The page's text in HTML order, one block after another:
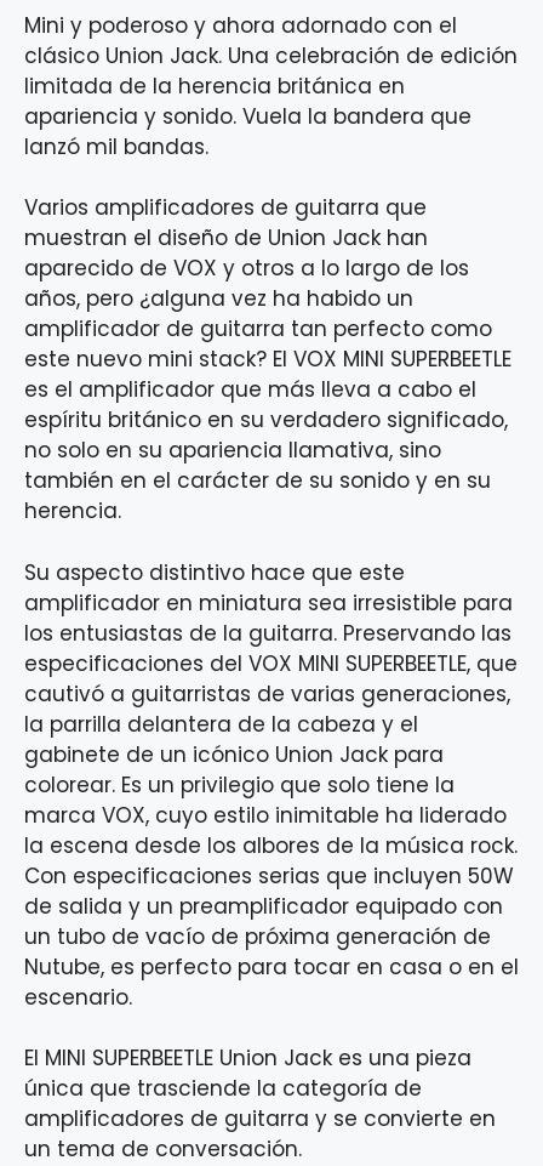
Mini y poderoso y ahora adornado con el
clásico Union Jack. Una celebración de edición
limitada de la herencia británica en
apariencia y sonido. Vuela la bandera que
lanzó mil bandas.
Varios amplificadores de guitarra que
muestran el diseño de Union Jack han
aparecido de VOX y otros a lo largo de los
años, pero ¿alguna vez ha habido un
amplificador de guitarra tan perfecto como
este nuevo mini stack? El VOX MINI SUPERBEETLE
es el amplificador que más lleva a cabo el
espíritu británico en su verdadero significado,
no solo en su apariencia llamativa, sino
también en el carácter de su sonido y en su
herencia.
Su aspecto distintivo hace que este
amplificador en miniatura sea irresistible para
los entusiastas de la guitarra. Preservando las
especificaciones del VOX MINI SUPERBEETLE, que
cautivó a guitarristas de varias generaciones,
la parrilla delantera de la cabeza y el
gabinete de un icónico Union Jack para
colorear. Es un privilegio que solo tiene la
marca VOX, cuyo estilo inimitable ha liderado
la escena desde los albores de la música rock.
Con especificaciones serias que incluyen 50W
de salida y un preamplificador equipado con
un tubo de vacío de próxima generación de
Nutube, es perfecto para tocar en casa o en el
escenario.
El MINI SUPERBEETLE Union Jack es una pieza
única que trasciende la categoría de
amplificadores de guitarra y se convierte en
un tema de conversación.